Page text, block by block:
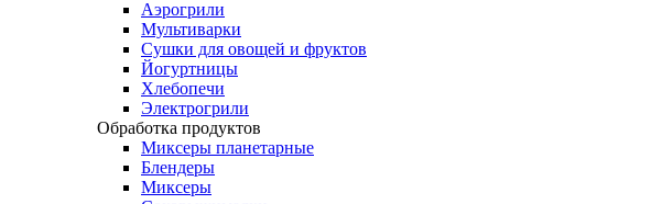
Аэрогрили
Мультиварки
Сушки для овощей и фруктов
Йогуртницы
Хлебопечи
Электрогрили
Обработка продуктов
Миксеры планетарные
Блендеры
Миксеры